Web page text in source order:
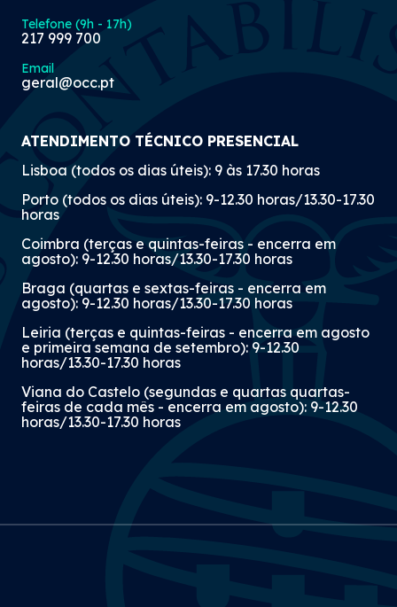
Telefone (9h - 17h)
217 999 700
Email
geral@occ.pt
ATENDIMENTO TÉCNICO PRESENCIAL
Lisboa (todos os dias úteis): 9 às 17.30 horas
Porto (todos os dias úteis): 9-12.30 horas/13.30-17.30
horas
Coimbra (terças e quintas-feiras - encerra em
agosto): 9-12.30 horas/13.30-17.30 horas
Braga (quartas e sextas-feiras - encerra em
agosto): 9-12.30 horas/13.30-17.30 horas
Leiria (terças e quintas-feiras - encerra em agosto
e primeira semana de setembro): 9-12.30
horas/13.30-17.30 horas
Viana do Castelo (segundas e quartas quartas-
feiras de cada mês - encerra em agosto): 9-12.30
horas/13.30-17.30 horas